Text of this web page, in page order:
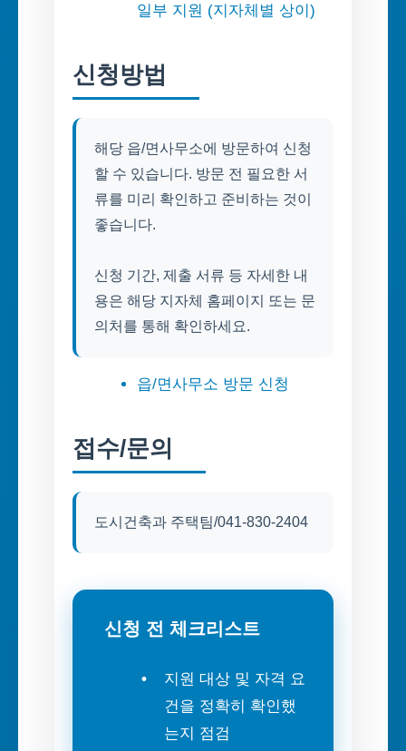
일부 지원 (지자체별 상이)
신청방법
해당 읍/면사무소에 방문하여 신청
할 수 있습니다. 방문 전 필요한 서
류를 미리 확인하고 준비하는 것이
좋습니다.
신청 기간, 제출 서류 등 자세한 내
용은 해당 지자체 홈페이지 또는 문
의처를 통해 확인하세요.
읍/면사무소 방문 신청
접수/문의
도시건축과 주택팀/041-830-2404
신청 전 체크리스트
지원 대상 및 자격 요
건을 정확히 확인했
는지 점검